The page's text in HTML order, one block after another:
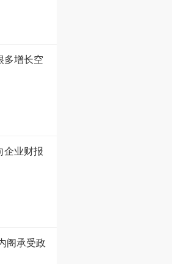
多增长空
企业财报
阁承受政